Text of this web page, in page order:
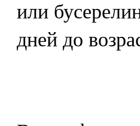
или
дней до